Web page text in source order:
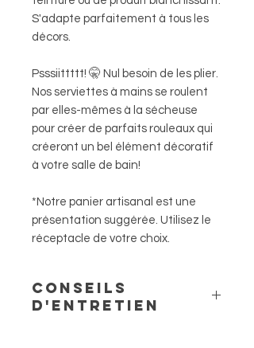
S'adapte parfaitement à tous les
décors.
Psssiittttt! 🤫 Nul besoin de les plier.
Nos serviettes à mains se roulent
par elles-mêmes à la sécheuse
pour créer de parfaits rouleaux qui
créeront un bel élément décoratif
à votre salle de bain!
*Notre panier artisanal est une
présentation suggérée. Utilisez le
réceptacle de votre choix.
Conseils
d'entretien